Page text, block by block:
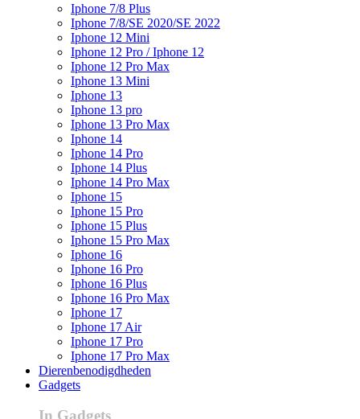
Iphone 7/8 Plus
Iphone 7/8/SE 2020/SE 2022
Iphone 12 Mini
Iphone 12 Pro / Iphone 12
Iphone 12 Pro Max
Iphone 13 Mini
Iphone 13
Iphone 13 pro
Iphone 13 Pro Max
Iphone 14
Iphone 14 Pro
Iphone 14 Plus
Iphone 14 Pro Max
Iphone 15
Iphone 15 Pro
Iphone 15 Plus
Iphone 15 Pro Max
Iphone 16
Iphone 16 Pro
Iphone 16 Plus
Iphone 16 Pro Max
Iphone 17
Iphone 17 Air
Iphone 17 Pro
Iphone 17 Pro Max
Dierenbenodigdheden
Gadgets
In Gadgets